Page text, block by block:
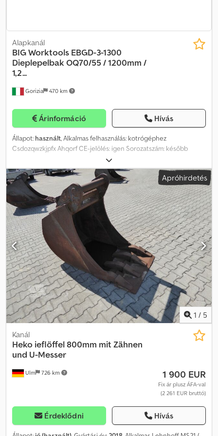
Gorizia 470 km
Alapkanál
BIG Worktools EBGD-3-1300
Dieplepelbak OQ70/55 / 1200mm /
1,2...
Árinformáció Hívás
Állapot: használt, Alkalmas felhasználás: kotrógéphez
Csdozqwzkjpfx Ahqorf CE-jelölés: igen Sorozatszám: később
Apróhirdetés
1 / 5
Ulm 726 km
Kanál
Heko ieflöffel 800mm mit Zähnen
und U-Messer
1 900 EUR
Fix ár plusz ÁFA-val
(2 261 EUR bruttó)
Érdeklődni Hívás